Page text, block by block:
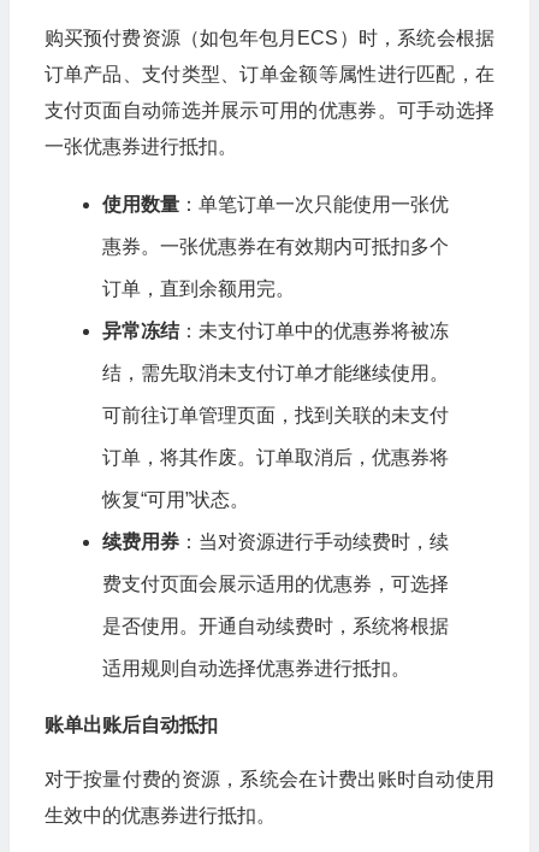
购买预付费资源（如包年包月ECS）时，系统会根据
订单产品、支付类型、订单金额等属性进行匹配，在
支付页面自动筛选并展示可用的优惠券。可手动选择
一张优惠券进行抵扣。
使用数量：单笔订单一次只能使用一张优
惠券。一张优惠券在有效期内可抵扣多个
订单，直到余额用完。
异常冻结：未支付订单中的优惠券将被冻
结，需先取消未支付订单才能继续使用。
可前往订单管理页面，找到关联的未支付
订单，将其作废。订单取消后，优惠券将
恢复“可用”状态。
续费用券：当对资源进行手动续费时，续
费支付页面会展示适用的优惠券，可选择
是否使用。开通自动续费时，系统将根据
适用规则自动选择优惠券进行抵扣。
账单出账后自动抵扣
对于按量付费的资源，系统会在计费出账时自动使用
生效中的优惠券进行抵扣。